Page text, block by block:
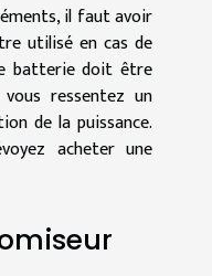
il faut avoir
utilisé en cas de
batterie doit être
vous ressentez un
de la puissance.
acheter une